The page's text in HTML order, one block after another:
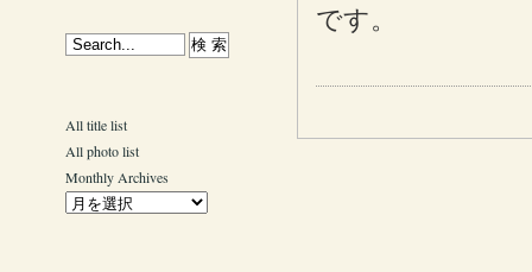
です。
All title list
All photo list
Monthly Archives